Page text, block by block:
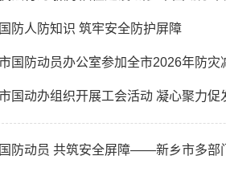
防人防知识 筑牢安全防护屏障
国防动员办公室参加全市2026年防灾
国动办组织开展工会活动 凝心聚力促
防动员 共筑安全屏障——新乡市多部